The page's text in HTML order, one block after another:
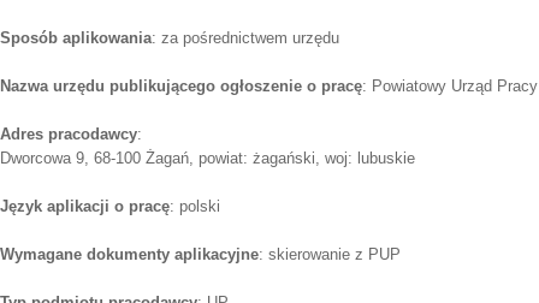
Sposób aplikowania: za pośrednictwem urzędu
Nazwa urzędu publikującego ogłoszenie o pracę: Powiatowy Urząd
Adres pracodawcy:
Dworcowa 9, 68-100 Żagań, powiat: żagański, woj: lubuskie
Język aplikacji o pracę: polski
Wymagane dokumenty aplikacyjne: skierowanie z PUP